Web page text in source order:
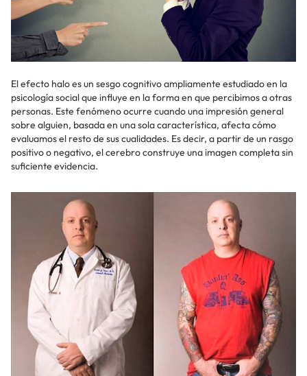
El efecto halo es un sesgo cognitivo ampliamente estudiado en la
psicología social que influye en la forma en que percibimos a otras
personas. Este fenómeno ocurre cuando una impresión general
sobre alguien, basada en una sola característica, afecta cómo
evaluamos el resto de sus cualidades. Es decir, a partir de un rasgo
positivo o negativo, el cerebro construye una imagen completa sin
suficiente evidencia.